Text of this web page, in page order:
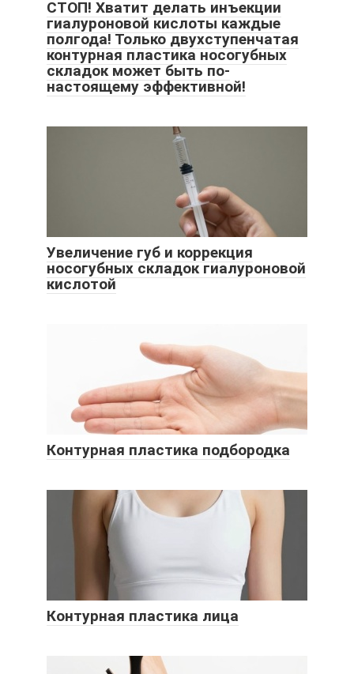
СТОП! Хватит делать инъекции
гиалуроновой кислоты каждые
полгода! Только двухступенчатая
контурная пластика носогубных
складок может быть по-
настоящему эффективной!
Увеличение губ и коррекция
носогубных складок гиалуроновой
кислотой
Контурная пластика подбородка
Контурная пластика лица